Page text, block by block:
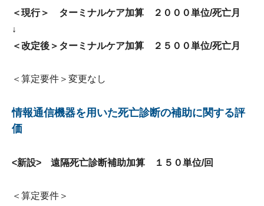
＜現行＞ ターミナルケア加算 ２０００単位/死亡月
↓
＜改定後＞ターミナルケア加算 ２５００単位/死亡月
＜算定要件＞変更なし
情報通信機器を用いた死亡診断の補助に関する評
価
<新設> 遠隔死亡診断補助加算 １５０単位/回
＜算定要件＞